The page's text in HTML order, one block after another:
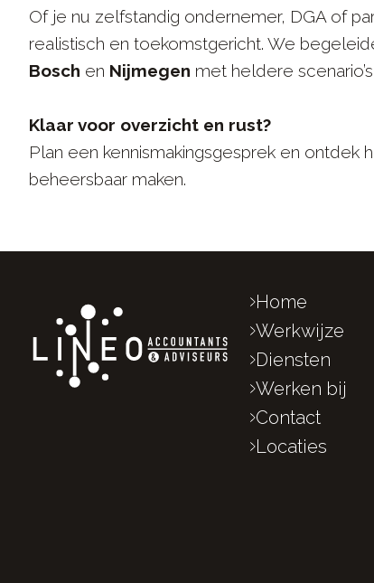
Of je nu zelfstandig ondernemer, DGA of
realistisch en toekomstgericht. We
Bosch en Nijmegen met heldere
Klaar voor overzicht en rust?
Plan een kennismakingsgesprek en
beheersbaar maken.
Home
Werkwijze
Diensten
Werken bij
Contact
Locaties